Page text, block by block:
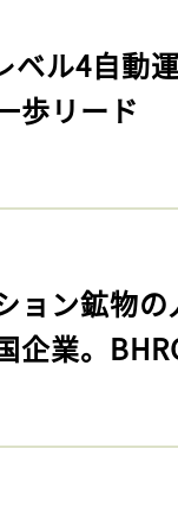
ベル4自動
歩リード
ョン鉱物
企業。